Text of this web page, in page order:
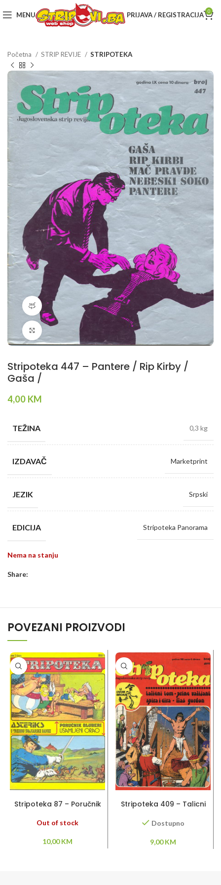
MENU PRIJAVA / REGISTRACIJA 0
Početna STRIP REVIJE STRIPOTEKA
360 product view
Klikni da povečaš
Stripoteka 447 – Pantere / Rip Kirby /
Gaša /
4,00 KM
TEŽINA 0,3 kg
IZDAVAČ Marketprint
JEZIK Srpski
EDICIJA Stripoteka Panorama
Nema na stanju
Share:
POVEZANI PROIZVODI
Stripoteka 87 – Poručnik
Out of stock
10,00KM
Stripoteka 409 – Talicni
Gordon
Dostupno
9,00KM